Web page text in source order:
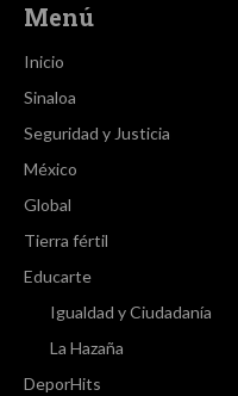
Menú
Inicio
Sinaloa
Seguridad y Justicia
México
Global
Tierra fértil
Educarte
Igualdad y Ciudadanía
La Hazaña
DeporHits